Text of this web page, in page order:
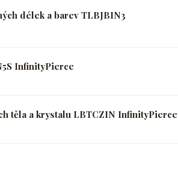
délek a barev TLBJBIN3
InfinityPierce
těla a krystalu LBTCZIN InfinityPierce